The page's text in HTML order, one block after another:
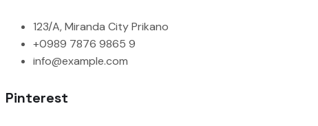
123/A, Miranda City Prikano
+0989 7876 9865 9
info@example.com
Pinterest